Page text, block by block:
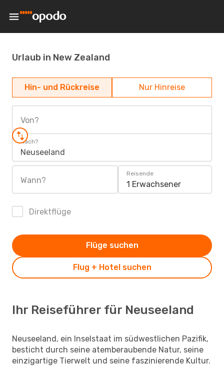
Urlaub in New Zealand
Hin- und Rückreise Nur Hinreise
Von?
Nach?
Neuseeland
Wann?
Reisende
1 Erwachsener
Direktflüge
Flug + Hotel suchen
Flüge suchen
Ihr Reiseführer für Neuseeland
Neuseeland, ein Inselstaat im südwestlichen Pazifik,
besticht durch seine atemberaubende Natur, seine
einzigartige Tierwelt und seine faszinierende Kultur.